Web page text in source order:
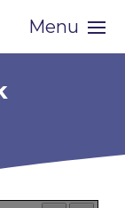
Menu